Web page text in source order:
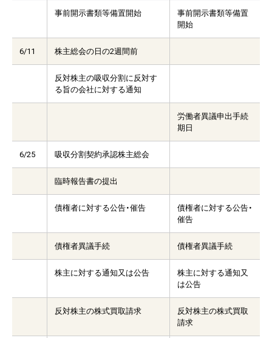
事前開示書類等備置開始
事前開示書類等備置
開始
6/11 株主総会の日の2週間前
反対株主の吸収分割に反対す
る旨の会社に対する通知
労働者異議申出手続
期日
6/25 吸収分割契約承認株主総会
臨時報告書の提出
債権者に対する公告・催告
債権者に対する公告・
催告
債権者異議手続 債権者異議手続
株主に対する通知又は公告
株主に対する通知又
は公告
反対株主の株式買取請求
反対株主の株式買取
請求